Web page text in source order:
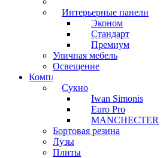
Интерьерные панели
Эконом
Стандарт
Премиум
Уличная мебель
Освещение
Комплектующие
Сукно
Iwan Simonis
Euro Pro
MANCHECTER
Бортовая резина
Лузы
Плиты